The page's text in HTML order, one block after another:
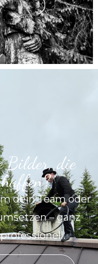
Bilder, die
dein Team oder
– ganz